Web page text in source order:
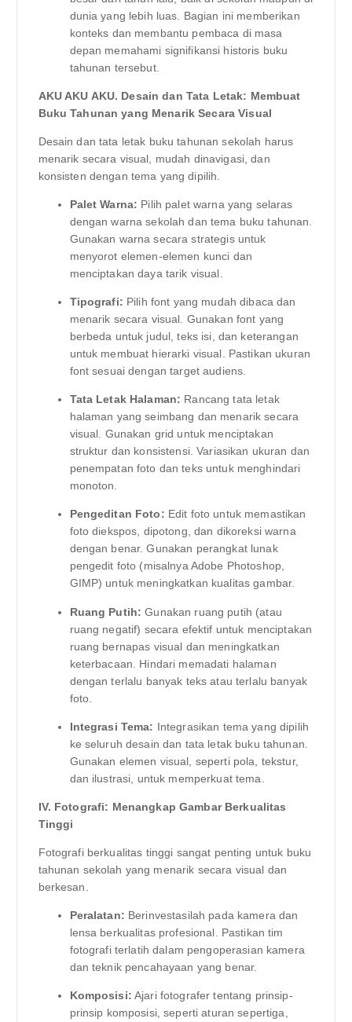
dunia yang lebih luas. Bagian ini memberikan
konteks dan membantu pembaca di masa
depan memahami signifikansi historis buku
tahunan tersebut.
AKU AKU AKU. Desain dan Tata Letak: Membuat
Buku Tahunan yang Menarik Secara Visual
Desain dan tata letak buku tahunan sekolah harus
menarik secara visual, mudah dinavigasi, dan
konsisten dengan tema yang dipilih.
Palet Warna: Pilih palet warna yang selaras
dengan warna sekolah dan tema buku tahunan.
Gunakan warna secara strategis untuk
menyorot elemen-elemen kunci dan
menciptakan daya tarik visual.
Tipografi: Pilih font yang mudah dibaca dan
menarik secara visual. Gunakan font yang
berbeda untuk judul, teks isi, dan keterangan
untuk membuat hierarki visual. Pastikan ukuran
font sesuai dengan target audiens.
Tata Letak Halaman: Rancang tata letak
halaman yang seimbang dan menarik secara
visual. Gunakan grid untuk menciptakan
struktur dan konsistensi. Variasikan ukuran dan
penempatan foto dan teks untuk menghindari
monoton.
Pengeditan Foto: Edit foto untuk memastikan
foto diekspos, dipotong, dan dikoreksi warna
dengan benar. Gunakan perangkat lunak
pengedit foto (misalnya Adobe Photoshop,
GIMP) untuk meningkatkan kualitas gambar.
Ruang Putih: Gunakan ruang putih (atau
ruang negatif) secara efektif untuk menciptakan
ruang bernapas visual dan meningkatkan
keterbacaan. Hindari memadati halaman
dengan terlalu banyak teks atau terlalu banyak
foto.
Integrasi Tema: Integrasikan tema yang dipilih
ke seluruh desain dan tata letak buku tahunan.
Gunakan elemen visual, seperti pola, tekstur,
dan ilustrasi, untuk memperkuat tema.
IV. Fotografi: Menangkap Gambar Berkualitas
Tinggi
Fotografi berkualitas tinggi sangat penting untuk buku
tahunan sekolah yang menarik secara visual dan
berkesan.
Peralatan: Berinvestasilah pada kamera dan
lensa berkualitas profesional. Pastikan tim
fotografi terlatih dalam pengoperasian kamera
dan teknik pencahayaan yang benar.
Komposisi: Ajari fotografer tentang prinsip-
prinsip komposisi, seperti aturan sepertiga,